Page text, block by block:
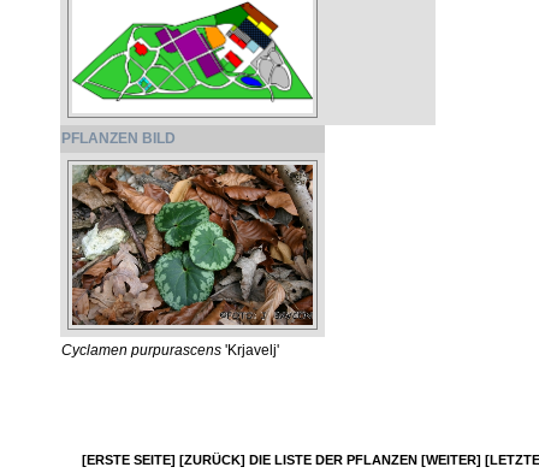
PFLANZEN BILD
Cyclamen purpurascens 'Krjavelj'
[ERSTE SEITE] [ZURÜCK] DIE LISTE DER PFLANZEN [WEITER]